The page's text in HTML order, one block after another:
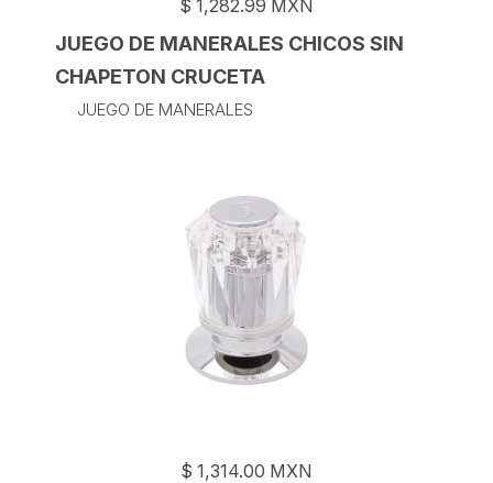
$ 1,282.99 MXN
JUEGO DE MANERALES CHICOS SIN
CHAPETON CRUCETA
JUEGO DE MANERALES
$ 1,314.00 MXN